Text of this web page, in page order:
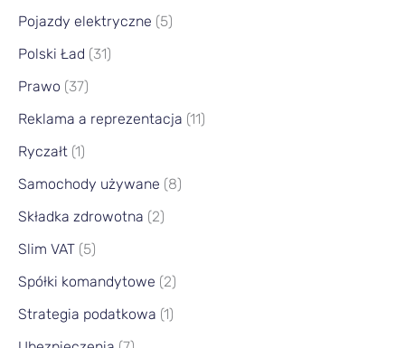
Pojazdy elektryczne (5)
Polski Ład (31)
Prawo (37)
Reklama a reprezentacja (11)
Ryczałt (1)
Samochody używane (8)
Składka zdrowotna (2)
Slim VAT (5)
Spółki komandytowe (2)
Strategia podatkowa (1)